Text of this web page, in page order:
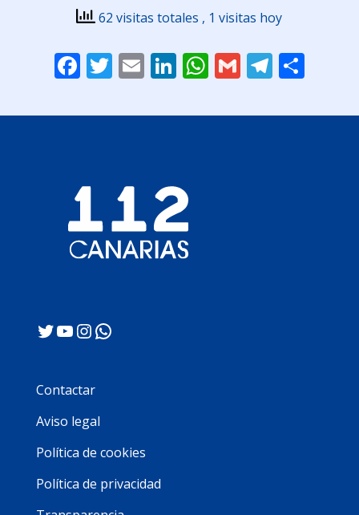
62 visitas totales , 1 visitas hoy
Facebook
Twitter
EmailLinkedIn
WhatsApp
Gmail
Twitter
YouTube
Instagram
WhatsApp
Contactar
Aviso legal
Política de cookies
Política de privacidad